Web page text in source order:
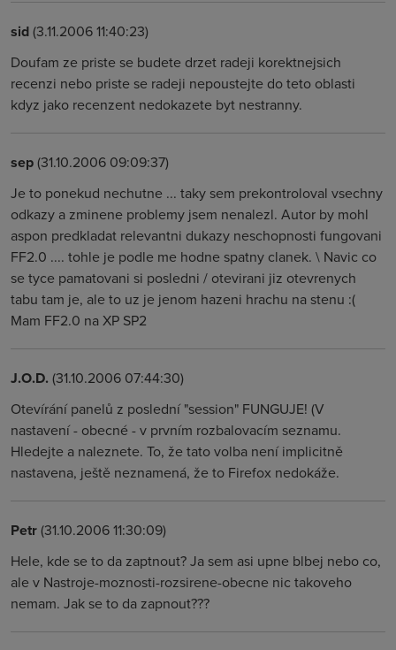
sid(3.11.2006 11:40:23)
Doufam ze priste se budete drzet radeji korektnejsich
recenzi nebo priste se radeji nepoustejte do teto oblasti
kdyz jako recenzent nedokazete byt nestranny.
sep(31.10.2006 09:09:37)
Je to ponekud nechutne ... taky sem prekontroloval vsechny
odkazy a zminene problemy jsem nenalezl. Autor by mohl
aspon predkladat relevantni dukazy neschopnosti fungovani
FF2.0 .... tohle je podle me hodne spatny clanek. \ Navic co
se tyce pamatovani si posledni / otevirani jiz otevrenych
tabu tam je, ale to uz je jenom hazeni hrachu na stenu :(
Mam FF2.0 na XP SP2
J.O.D. (31.10.2006 07:44:30)
Otevírání panelů z poslední "session" FUNGUJE! (V
nastavení - obecné - v prvním rozbalovacím seznamu.
Hledejte a naleznete. To, že tato volba není implicitně
nastavena, ještě neznamená, že to Firefox nedokáže.
Petr(31.10.2006 11:30:09)
Hele, kde se to da zaptnout? Ja sem asi upne blbej nebo co,
ale v Nastroje-moznosti-rozsirene-obecne nic takoveho
nemam. Jak se to da zapnout???